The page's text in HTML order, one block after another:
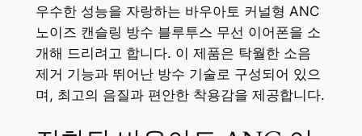
우수한 성능을 자랑하는 바우아토 커널형 ANC
노이즈 캔슬링 방수 블루투스 무선 이어폰을 소
개해 드리려고 합니다. 이 제품은 탁월한 소음
제거 기능과 뛰어난 방수 기술로 구성되어 있으
며, 최고의 음질과 편안한 착용감을 제공합니다.